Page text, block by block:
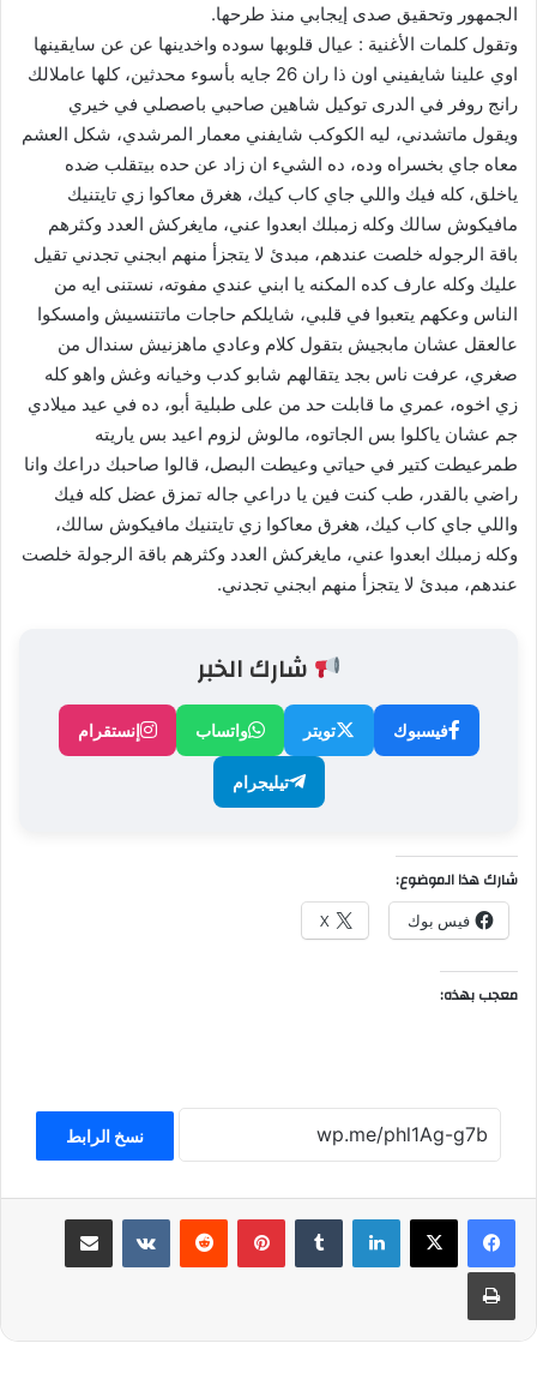
الجمهور وتحقيق صدى إيجابي منذ طرحها.
وتقول كلمات الأغنية : عيال قلوبها سوده واخدينها عن عن سايقينها
اوي علينا شايفيني اون ذا ران 26 جايه بأسوء محدثين، كلها عاملالك
رانج روفر في الدرى توكيل شاهين صاحبي باصصلي في خيري
ويقول ماتشدني، ليه الكوكب شايفني معمار المرشدي، شكل العشم
معاه جاي بخسراه وده، ده الشيء ان زاد عن حده بيتقلب ضده
ياخلق، كله فيك واللي جاي كاب كيك، هغرق معاكوا زي تايتنيك
مافيكوش سالك وكله زمبلك ابعدوا عني، مايغركش العدد وكثرهم
باقة الرجوله خلصت عندهم، مبدئ لا يتجزأ منهم ابجني تجدني تقيل
عليك وكله عارف كده المكنه يا ابني عندي مفوته، نستنى ايه من
الناس وعكهم يتعبوا في قلبي، شايلكم حاجات ماتتنسيش وامسكوا
عالعقل عشان مابجيش بتقول كلام وعادي ماهزنيش سندال من
صغري، عرفت ناس بجد يتقالهم شابو كدب وخيانه وغش واهو كله
زي اخوه، عمري ما قابلت حد من على طبلية أبو، ده في عيد ميلادي
جم عشان ياكلوا بس الجاتوه، مالوش لزوم اعيد بس ياريته
طمرعيطت كتير في حياتي وعيطت البصل، قالوا صاحبك دراعك وانا
راضي بالقدر، طب كنت فين يا دراعي جاله تمزق عضل كله فيك
واللي جاي كاب كيك، هغرق معاكوا زي تايتنيك مافيكوش سالك،
وكله زمبلك ابعدوا عني، مايغركش العدد وكثرهم باقة الرجولة خلصت
عندهم، مبدئ لا يتجزأ منهم ابجني تجدني.
شارك الخبر
فيسبوك تويتر واتساب إنستقرام
تيليجرام
شارك هذا الموضوع:
فيس بوك X
معجب بهذه:
نسخ الرابط
لينكدإن بينتيريست مشاركة عبر البريد
طباعة